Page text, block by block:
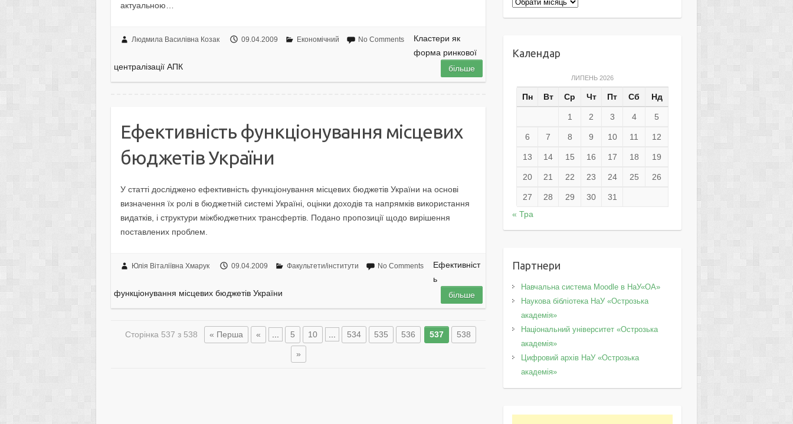
актуальною…
Людмила Василівна Козак 09.04.2009 Економічний No Comments
Кластери як
форма ринкової
централізації АПК
більше
Ефективність функціонування місцевих
бюджетів України
У статті досліджено ефективність функціонування місцевих бюджетів України на основі
визначення їх ролі в бюджетній системі Україні, оцінки доходів та напрямків використання
видатків, і структури міжбюджетних трансфертів. Подано пропозиції щодо вирішення
поставлених проблем.
Юлія Віталіївна Хмарук 09.04.2009 Факультети/інститути No Comments
Ефективніст
ь
функціонування місцевих бюджетів України
більше
Сторінка 537 з 538 « Перша « 5 10 534 535 536 537 538
»
Календар
ЛИПЕНЬ 2026
Пн Вт Ср Чт Пт Сб Нд
1 2 3 4 5
6 7 8 9 10 11 12
13 14 15 16 17 18 19
20 21 22 23 24 25 26
27 28 29 30
31
« Тра
Партнери
Навчальна система Moodle в НаУ«ОА»
Наукова бібліотека НаУ «Острозька
академія»
Національний університет «Острозька
академія»
Цифровий архів НаУ «Острозька
академія»